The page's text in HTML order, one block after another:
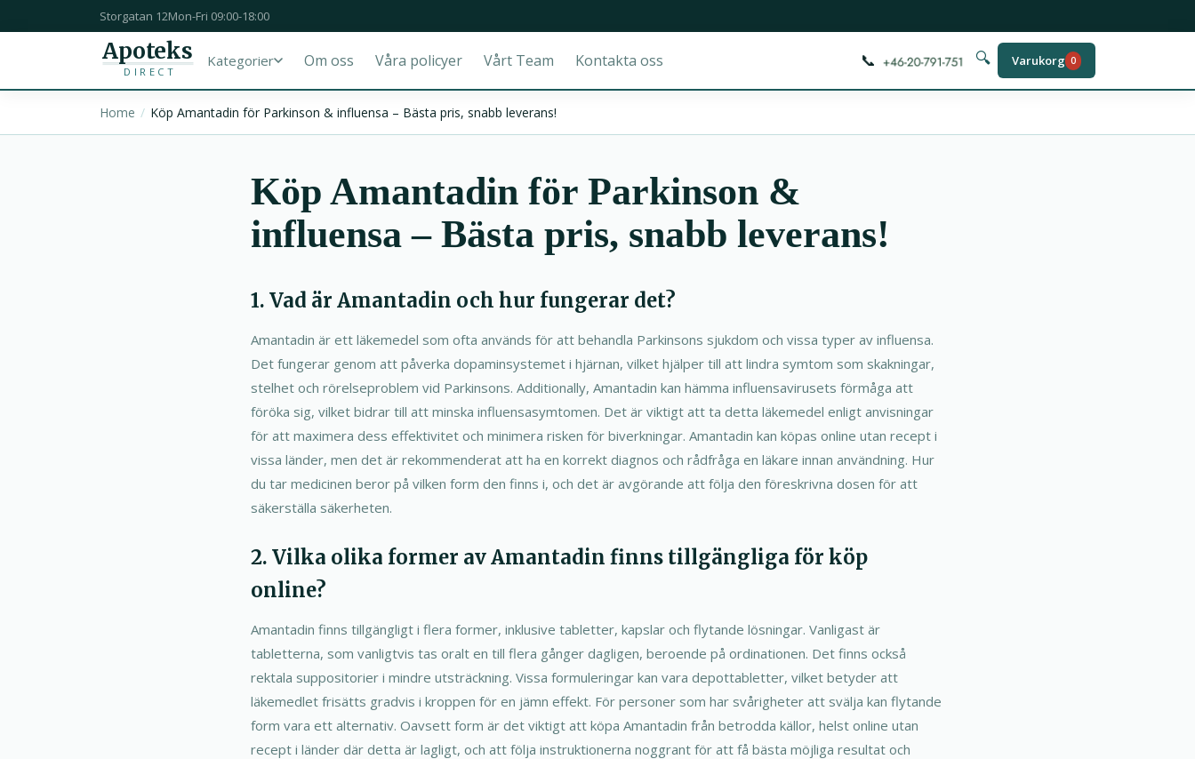
Storgatan 12Mon-Fri 09:00-18:00
Apoteks
DIRECT
Kategorier Om oss Våra policyer Vårt Team Kontakta oss 📞 🔍 Varukorg 0
Home Köp Amantadin för Parkinson & influensa – Bästa pris, snabb leverans!
Köp Amantadin för Parkinson &
influensa – Bästa pris, snabb leverans!
1. Vad är Amantadin och hur fungerar det?
Amantadin är ett läkemedel som ofta används för att behandla Parkinsons sjukdom och vissa typer av influensa.
Det fungerar genom att påverka dopaminsystemet i hjärnan, vilket hjälper till att lindra symtom som skakningar,
stelhet och rörelseproblem vid Parkinsons. Additionally, Amantadin kan hämma influensavirusets förmåga att
föröka sig, vilket bidrar till att minska influensasymtomen. Det är viktigt att ta detta läkemedel enligt anvisningar
för att maximera dess effektivitet och minimera risken för biverkningar. Amantadin kan köpas online utan recept i
vissa länder, men det är rekommenderat att ha en korrekt diagnos och rådfråga en läkare innan användning. Hur
du tar medicinen beror på vilken form den finns i, och det är avgörande att följa den föreskrivna dosen för att
säkerställa säkerheten.
2. Vilka olika former av Amantadin finns tillgängliga för köp
online?
Amantadin finns tillgängligt i flera former, inklusive tabletter, kapslar och flytande lösningar. Vanligast är
tabletterna, som vanligtvis tas oralt en till flera gånger dagligen, beroende på ordinationen. Det finns också
rektala suppositorier i mindre utsträckning. Vissa formuleringar kan vara depottabletter, vilket betyder att
läkemedlet frisätts gradvis i kroppen för en jämn effekt. För personer som har svårigheter att svälja kan flytande
form vara ett alternativ. Oavsett form är det viktigt att köpa Amantadin från betrodda källor, helst online utan
recept i länder där detta är lagligt, och att följa instruktionerna noggrant för att få bästa möjliga resultat och